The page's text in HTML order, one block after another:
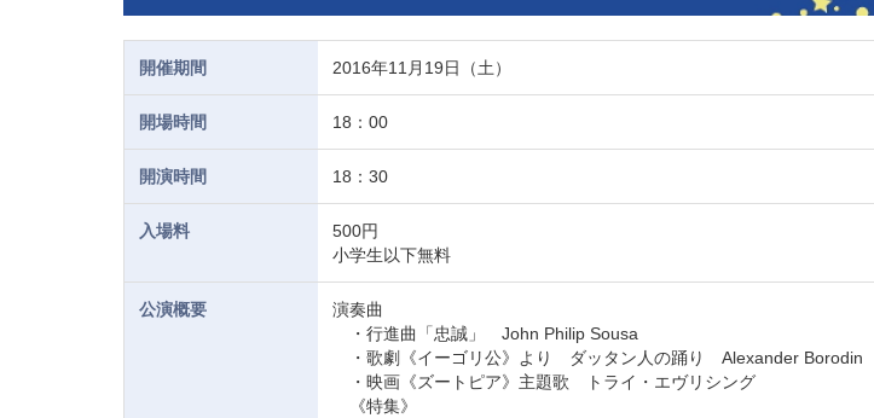
開催期間 2016年11月19日（土）
開場時間 18：00
開演時間 18：30
入場料
500円
小学生以下無料
公演概要
演奏曲
・行進曲「忠誠」 John Philip Sousa
・歌劇《イーゴリ公》より ダッタン人の踊り Alexander Borodin
・映画《ズートピア》主題歌 トライ・エヴリシング
《特集》